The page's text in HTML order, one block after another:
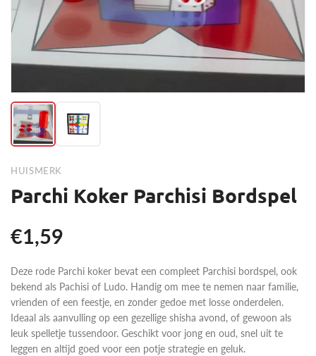
HUISMERK
Parchi Koker Parchisi Bordspel
€1,59
Deze rode Parchi koker bevat een compleet Parchisi bordspel, ook
bekend als Pachisi of Ludo. Handig om mee te nemen naar familie,
vrienden of een feestje, en zonder gedoe met losse onderdelen.
Ideaal als aanvulling op een gezellige shisha avond, of gewoon als
leuk spelletje tussendoor. Geschikt voor jong en oud, snel uit te
leggen en altijd goed voor een potje strategie en geluk.